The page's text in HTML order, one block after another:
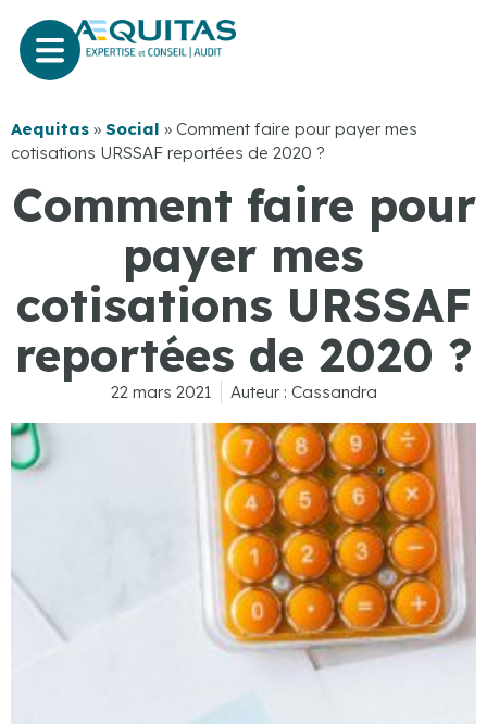
Aequitas » Social » Comment faire pour payer mes
cotisations URSSAF reportées de 2020 ?
Comment faire pour
payer mes
cotisations URSSAF
reportées de 2020 ?
22 mars 2021 Auteur : Cassandra